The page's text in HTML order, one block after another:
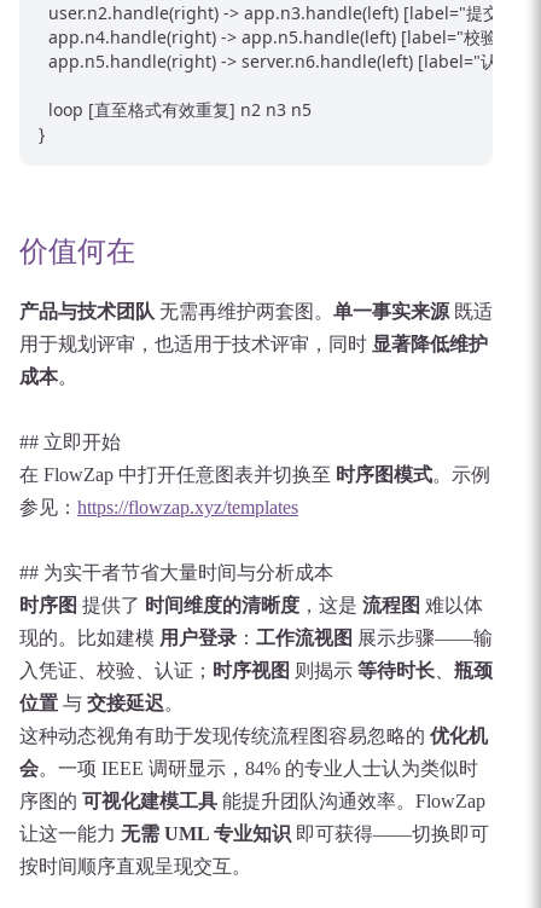
  user.n2.handle(right) -> app.n3.handle(left) [label="提交"]
  app.n4.handle(right) -> app.n5.handle(left) [label="校验"]
  app.n5.handle(right) -> server.n6.handle(left) [label="认证"]
  loop [直至格式有效重复] n2 n3 n5
价值何在
产品与技术团队 无需再维护两套图。 单一事实来源 既适
用于规划评审，也适用于技术评审，同时 显著降低维护
成本。
## 立即开始
在 FlowZap 中打开任意图表并切换至 时序图模式。示例
参见： https://flowzap.xyz/templates
## 为实干者节省大量时间与分析成本
时序图 提供了 时间维度的清晰度 ，这是 流程图 难以体
现的。比如建模 用户登录 ： 工作流视图 展示步骤——输
入凭证、校验、认证； 时序视图 则揭示 等待时长
瓶颈
位置 与 交接延迟。
这种动态视角有助于发现传统流程图容易忽略的 优化机
会。一项 IEEE 调研显示，84% 的专业人士认为类似时
序图的 可视化建模工具 能提升团队沟通效率。FlowZap
让这一能力 无需 UML 专业知识 即可获得——切换即可
按时间顺序直观呈现交互。